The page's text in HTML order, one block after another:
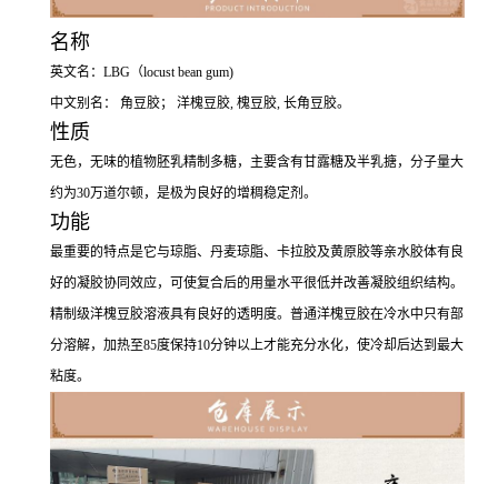
名称
英文名：LBG（locust bean gum)
中文别名： 角豆胶； 洋槐豆胶, 槐豆胶, 长角豆胶。
性质
无色，无味的植物胚乳精制多糖，主要含有甘露糖及半乳搪，分子量大
约为30万道尔顿，是极为良好的增稠稳定剂。
功能
最重要的特点是它与琼脂、丹麦琼脂、卡拉胶及黄原胶等亲水胶体有良
好的凝胶协同效应，可使复合后的用量水平很低并改善凝胶组织结构。
精制级洋槐豆胶溶液具有良好的透明度。普通洋槐豆胶在冷水中只有部
分溶解，加热至85度保持10分钟以上才能充分水化，使冷却后达到最大
粘度。